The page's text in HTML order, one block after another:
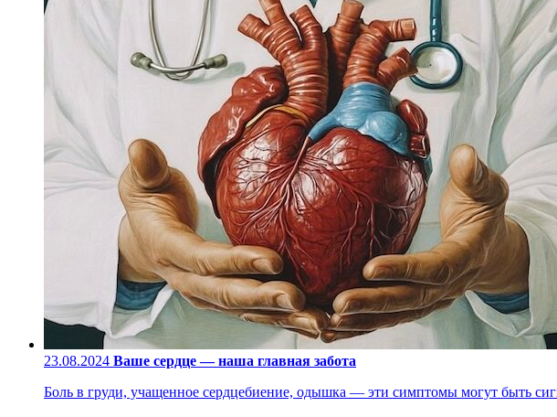
23.08.2024 Ваше сердце — наша главная забота
Боль в груди, учащенное сердцебиение, одышка — эти симптомы могут быть